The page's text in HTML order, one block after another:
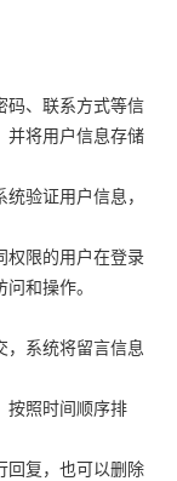
码、联系方式等信
并将用户信息存储
验证用户信息，
权限的用户在登录
和操作。
，系统将留言信息
按照时间顺序排
回复，也可以删除